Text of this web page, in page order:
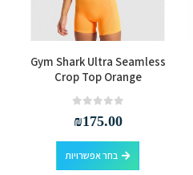
למוצר זה יש מספר סוגים. ניתן לבחור את האפשרויות בעמוד המוצר
Gym Shark Ultra Seamless
Crop Top Orange
₪175.00
בחר אפשרויות
למוצר זה יש מספר סוגים. ניתן לבחור את האפשרויות בעמוד המוצר